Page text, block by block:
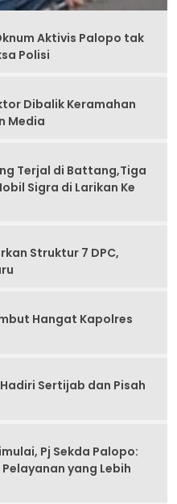
Aktivis Palopo tak
Polisi
Dibalik Keramahan
Media
Terjal di Battang,Tiga
Sigra di Larikan Ke
Struktur 7 DPC,
Hangat Kapolres
Sertijab dan Pisah
Pj Sekda Palopo:
yang Lebih